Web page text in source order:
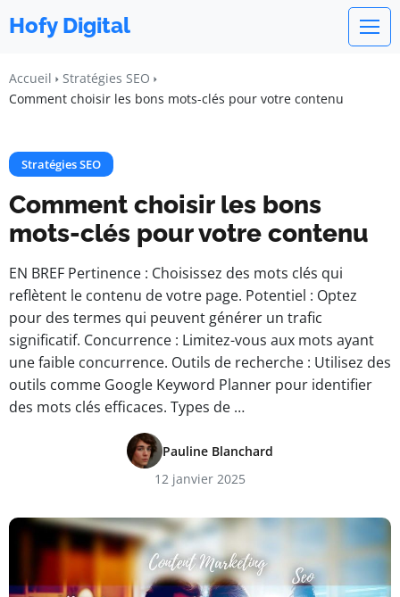
Hofy Digital
Accueil
Stratégies SEO
Comment choisir les bons mots-clés pour votre contenu
Stratégies SEO
Comment choisir les bons
mots-clés pour votre contenu
EN BREF Pertinence : Choisissez des mots clés qui
reflètent le contenu de votre page. Potentiel : Optez
pour des termes qui peuvent générer un trafic
significatif. Concurrence : Limitez-vous aux mots ayant
une faible concurrence. Outils de recherche : Utilisez des
outils comme Google Keyword Planner pour identifier
des mots clés efficaces. Types de …
Pauline Blanchard
12 janvier 2025